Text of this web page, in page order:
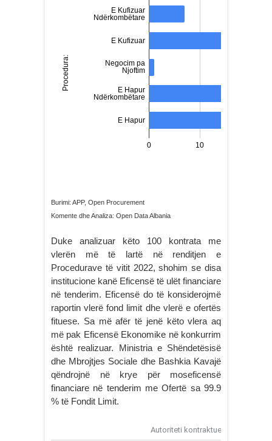
Burimi: APP, Open Procurement
Komente dhe Analiza: Open Data Albania
Duke analizuar këto 100 kontrata me
vlerën më të lartë në renditjen e
Procedurave të vitit 2022, shohim se disa
institucione kanë Eficensë të ulët financiare
në tenderim. Eficensë do të konsiderojmë
raportin vlerë fond limit dhe vlerë e ofertës
fituese. Sa më afër të jenë këto vlera aq
më pak Eficensë Ekonomike në konkurrim
është realizuar. Ministria e Shëndetësisë
dhe Mbrojtjes Sociale dhe Bashkia Kavajë
qëndrojnë në krye për moseficensë
financiare në tenderim me Ofertë sa 99.9
% të Fondit Limit.